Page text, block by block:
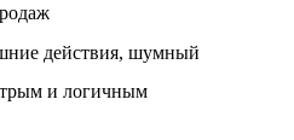
действия, шумный
и логичным